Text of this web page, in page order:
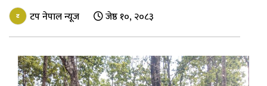
विश्व
बिचार
अन्तर्वाता
टप नेपाल न्यूज जेष्ठ १०, २०८३